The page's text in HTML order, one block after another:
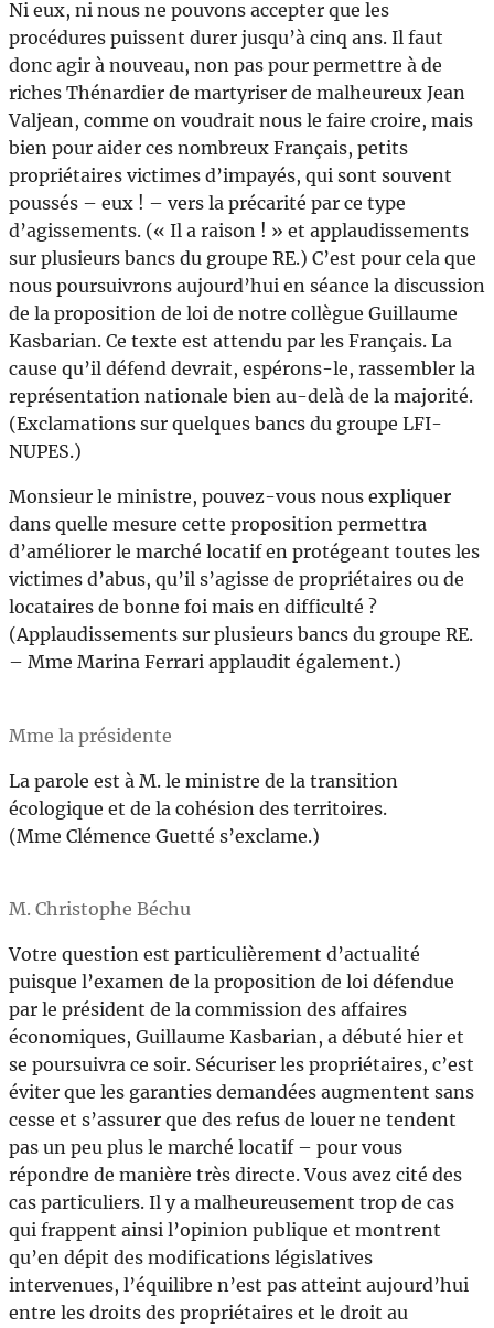
Ni eux, ni nous ne pouvons accepter que les
procédures puissent durer jusqu’à cinq ans. Il faut
donc agir à nouveau, non pas pour permettre à de
riches Thénardier de martyriser de malheureux Jean
Valjean, comme on voudrait nous le faire croire, mais
bien pour aider ces nombreux Français, petits
propriétaires victimes d’impayés, qui sont souvent
poussés – eux ! – vers la précarité par ce type
d’agissements. (« Il a raison ! » et applaudissements
sur plusieurs bancs du groupe RE.) C’est pour cela que
nous poursuivrons aujourd’hui en séance la discussion
de la proposition de loi de notre collègue Guillaume
Kasbarian. Ce texte est attendu par les Français. La
cause qu’il défend devrait, espérons-le, rassembler la
représentation nationale bien au-delà de la majorité.
(Exclamations sur quelques bancs du groupe LFI-
NUPES.)
Monsieur le ministre, pouvez-vous nous expliquer
dans quelle mesure cette proposition permettra
d’améliorer le marché locatif en protégeant toutes les
victimes d’abus, qu’il s’agisse de propriétaires ou de
locataires de bonne foi mais en difficulté ?
(Applaudissements sur plusieurs bancs du groupe RE.
– Mme Marina Ferrari applaudit également.)
Mme la présidente
La parole est à M. le ministre de la transition
écologique et de la cohésion des territoires.
(Mme Clémence Guetté s’exclame.)
M. Christophe Béchu
Votre question est particulièrement d’actualité
puisque l’examen de la proposition de loi défendue
par le président de la commission des affaires
économiques, Guillaume Kasbarian, a débuté hier et
se poursuivra ce soir. Sécuriser les propriétaires, c’est
éviter que les garanties demandées augmentent sans
cesse et s’assurer que des refus de louer ne tendent
pas un peu plus le marché locatif – pour vous
répondre de manière très directe. Vous avez cité des
cas particuliers. Il y a malheureusement trop de cas
qui frappent ainsi l’opinion publique et montrent
qu’en dépit des modifications législatives
intervenues, l’équilibre n’est pas atteint aujourd’hui
entre les droits des propriétaires et le droit au